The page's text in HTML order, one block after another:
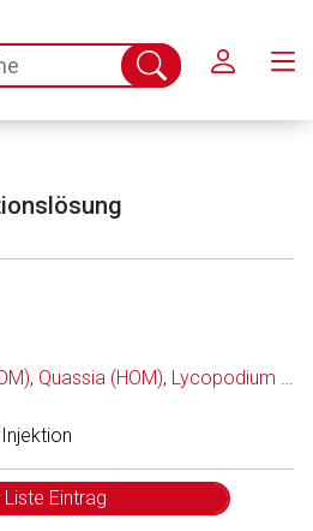
Suche
abschicken
, Quassia (HOM), Lycopodium clavatum (HOM)
Eintrag
Seite
Link öffnet eine externe Web-
Ebenso gelten dort ggf. andere